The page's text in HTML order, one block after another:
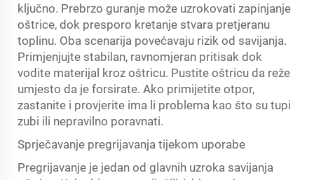
ključno. Prebrzo guranje može uzrokovati zapinjanje
oštrice, dok presporo kretanje stvara pretjeranu
toplinu. Oba scenarija povećavaju rizik od savijanja.
Primjenjujte stabilan, ravnomjeran pritisak dok
vodite materijal kroz oštricu. Pustite oštricu da reže
umjesto da je forsirate. Ako primijetite otpor,
zastanite i provjerite ima li problema kao što su tupi
zubi ili nepravilno poravnati.
Sprječavanje pregrijavanja tijekom uporabe
Pregrijavanje je jedan od glavnih uzroka savijanja